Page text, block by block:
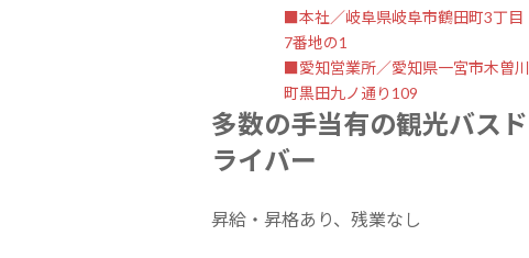
■本社／岐阜県岐阜市鶴田町3丁目
7番地の1
■愛知営業所／愛知県一宮市木曽川
町黒田九ノ通り109
多数の手当有の観光バスド
ライバー
昇給・昇格あり、残業なし